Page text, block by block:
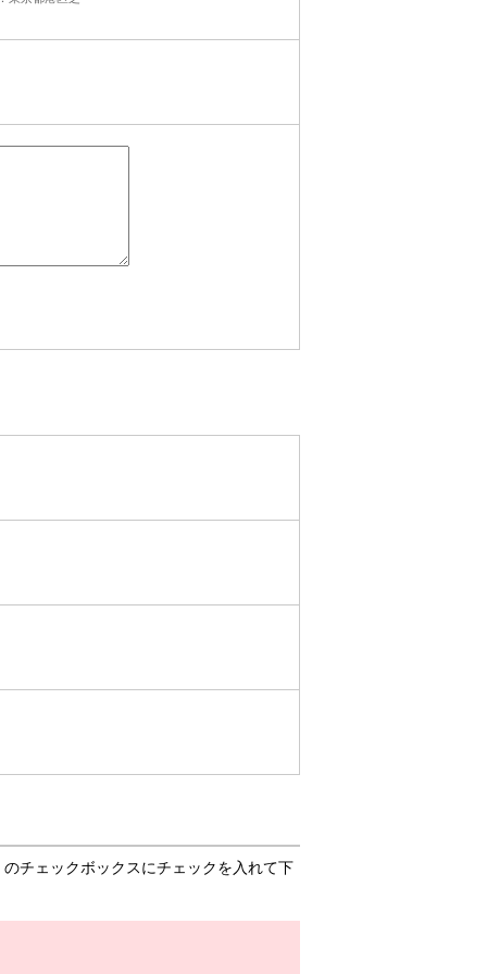
チェックボックスにチェックを入れて下